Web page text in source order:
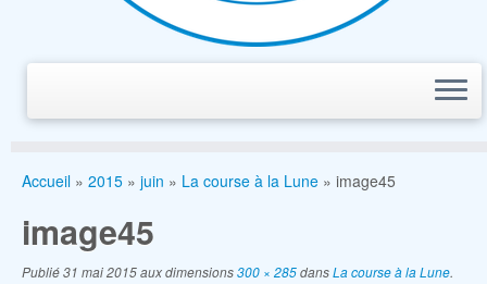
Accueil » 2015 » juin » La course à la Lune » image45
image45
Publié31 mai 2015aux dimensions300 × 285dansLa course à la Lune.